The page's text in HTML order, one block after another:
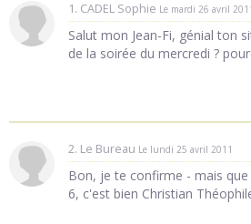
1. CADEL Sophie Le mardi 26 avril
Salut mon Jean-Fi, génial ton
de la soirée du mercredi ?
2. Le Bureau Le lundi 25 avril 2011
Bon, je te confirme - mais
6, c'est bien Christian